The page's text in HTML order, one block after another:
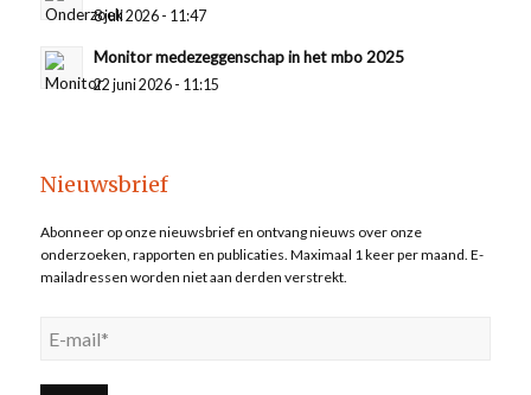
8 juli 2026 - 11:47
Monitor medezeggenschap in het mbo 2025
22 juni 2026 - 11:15
Nieuwsbrief
Abonneer op onze nieuwsbrief en ontvang nieuws over onze
onderzoeken, rapporten en publicaties. Maximaal 1 keer per maand. E-
mailadressen worden niet aan derden verstrekt.